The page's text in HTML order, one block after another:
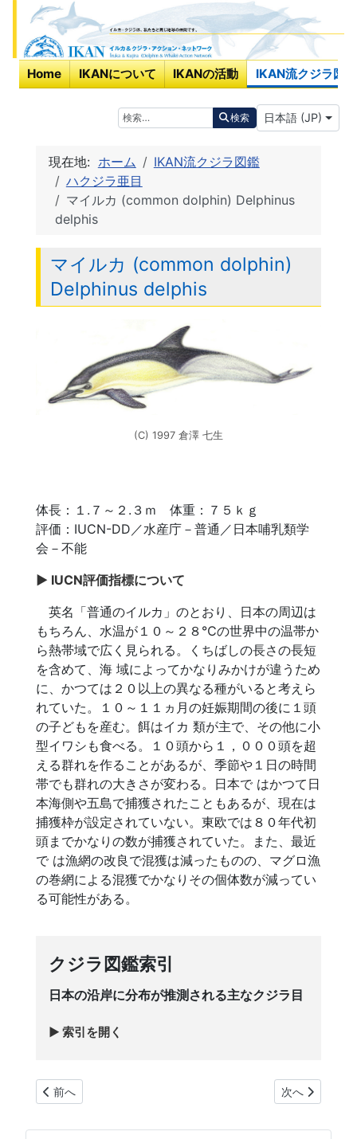
検索 検索 あなたが使う言
日本語 (JP)
Home IKANについて IKANの活動 IKAN流クジラ図鑑
現在地: ホーム
IKAN流クジラ図鑑
ハクジラ亜目
マイルカ (common dolphin) Delphinus
delphis
マイルカ (common dolphin)
Delphinus delphis
(C) 1997 倉澤 七生
体長：１.７～２.３ｍ 体重：７５ｋｇ
評価：IUCN-DD／水産庁－普通／日本哺乳類学
会－不能
IUCN評価指標について
英名「普通のイルカ」のとおり、日本の周辺は
もちろん、水温が１０～２８℃の世界中の温帯か
ら熱帯域で広く見られる。くちばしの長さの長短
を含めて、海 域によってかなりみかけが違うため
に、かつては２０以上の異なる種がいると考えら
れていた。１０～１１ヵ月の妊娠期間の後に１頭
の子どもを産む。餌はイカ 類が主で、その他に小
型イワシも食べる。１０頭から１，０００頭を超
える群れを作ることがあるが、季節や１日の時間
帯でも群れの大きさが変わる。日本で はかつて日
本海側や五島で捕獲されたこともあるが、現在は
捕獲枠が設定されていない。東欧では８０年代初
頭までかなりの数が捕獲されていた。また、最近
で は漁網の改良で混獲は減ったものの、マグロ漁
の巻網による混獲でかなりその個体数が減ってい
る可能性がある。
クジラ図鑑索引
日本の沿岸に分布が推測される主なクジラ目
索引を開く
前の記事へ: カマイルカ (pacific white-sided dolphin)
前へ 次の記事へ:
次へ